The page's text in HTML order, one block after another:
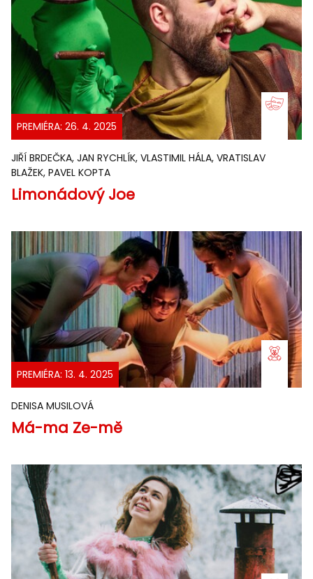
PREMIÉRA: 26. 4. 2025
JIŘÍ BRDEČKA, JAN RYCHLÍK, VLASTIMIL HÁLA, VRATISLAV
BLAŽEK, PAVEL KOPTA
Limonádový Joe
PREMIÉRA: 13. 4. 2025
DENISA MUSILOVÁ
Má-ma Ze-mě